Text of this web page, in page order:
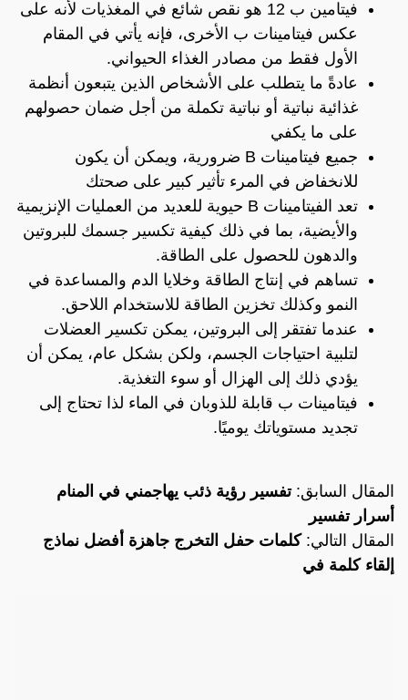
فيتامين ب 12 هو نقص شائع في المغذيات لأنه على
عكس فيتامينات ب الأخرى، فإنه يأتي في المقام
الأول فقط من مصادر الغذاء الحيواني.
عادةً ما يتطلب على الأشخاص الذين يتبعون أنظمة
غذائية نباتية أو نباتية تكملة من أجل ضمان حصولهم
على ما يكفي
جميع فيتامينات B ضرورية، ويمكن أن يكون
للانخفاض في المرء تأثير كبير على صحتك
تعد الفيتامينات B حيوية للعديد من العمليات الإنزيمية
والأيضية، بما في ذلك كيفية تكسير جسمك للبروتين
والدهون للحصول على الطاقة.
تساهم في إنتاج الطاقة وخلايا الدم والمساعدة في
النمو وكذلك تخزين الطاقة للاستخدام اللاحق.
عندما تفتقر إلى البروتين، يمكن تكسير العضلات
لتلبية احتياجات الجسم، ولكن بشكل عام، يمكن أن
يؤدي ذلك إلى الهزال أو سوء التغذية.
فيتامينات ب قابلة للذوبان في الماء لذا تحتاج إلى
تجديد مستوياتك يوميًا.
المقال السابق:تفسير رؤية ذئب يهاجمني في المنام
أسرار تفسير
المقال التالي:كلمات حفل التخرج جاهزة أفضل نماذج
إلقاء كلمة في